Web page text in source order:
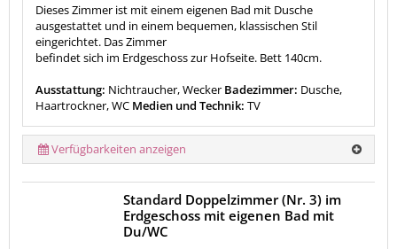
Dieses Zimmer ist mit einem eigenen Bad mit Dusche
ausgestattet und in einem bequemen, klassischen Stil
eingerichtet. Das Zimmer
befindet sich im Erdgeschoss zur Hofseite. Bett 140cm.
Ausstattung: Nichtraucher, Wecker Badezimmer: Dusche,
Haartrockner, WC Medien und Technik: TV
Verfügbarkeiten anzeigen
Standard Doppelzimmer (Nr. 3) im
Erdgeschoss mit eigenen Bad mit
Du/WC